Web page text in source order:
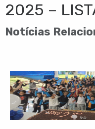
2025 –
Notícias